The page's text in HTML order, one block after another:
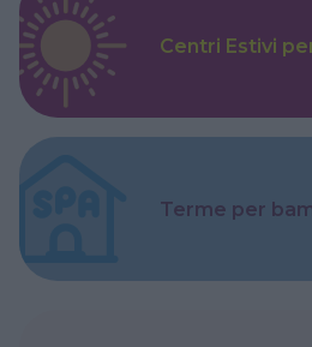
Centri Estivi
Terme per